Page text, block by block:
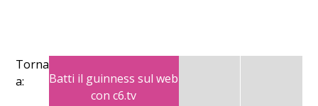
Torna
a:
Batti il guinness sul web
con c6.tv